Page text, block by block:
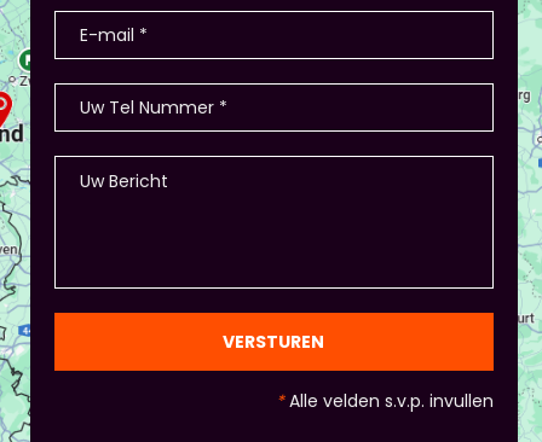
VERSTUREN
*Alle velden s.v.p. invullen